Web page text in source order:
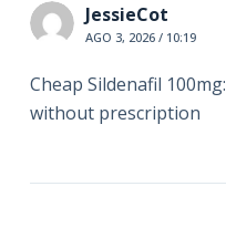
JessieCot
AGO 3, 2026 / 10:19
Cheap Sildenafil 100mg:
without prescription